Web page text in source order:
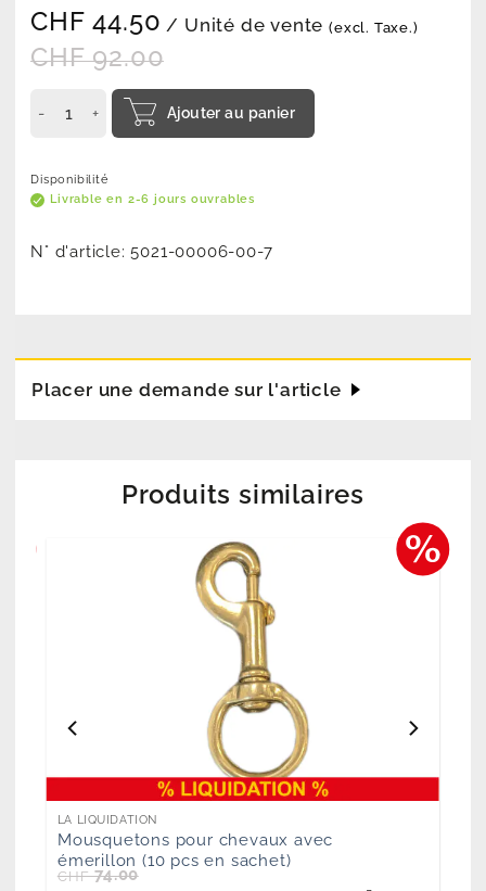
CHF 44.50 / Unité de vente (excl. Taxe.)
CHF92.00
Ajouter au panier
Disponibilité
Livrable en 2-6 jours ouvrables
N° d'article:5021-00006-00-7
Placer une demande sur l'article
Produits similaires
LA LIQUIDATION
Mousquetons pour chevaux avec
émerillon (10 pcs en sachet)
CHF74.00